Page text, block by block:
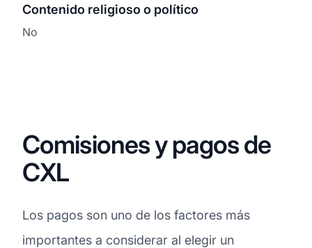
Contenido religioso o político
No
Comisiones y pagos de
CXL
Los pagos son uno de los factores más
importantes a considerar al elegir un